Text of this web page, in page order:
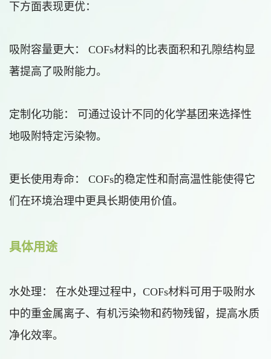
下方面表现更优：
吸附容量更大： COFs材料的比表面积和孔隙结构显
著提高了吸附能力。
定制化功能： 可通过设计不同的化学基团来选择性
地吸附特定污染物。
更长使用寿命： COFs的稳定性和耐高温性能使得它
们在环境治理中更具长期使用价值。
具体用途
水处理： 在水处理过程中，COFs材料可用于吸附水
中的重金属离子、有机污染物和药物残留，提高水质
净化效率。